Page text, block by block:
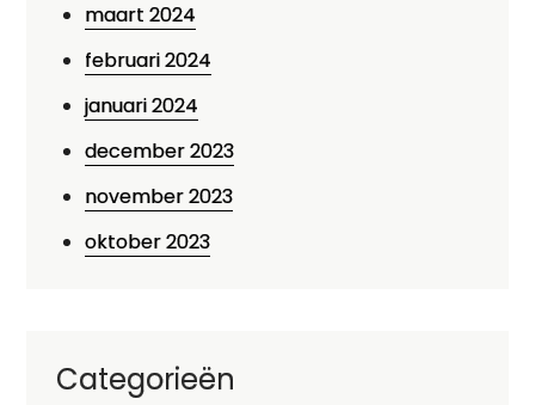
maart 2024
februari 2024
januari 2024
december 2023
november 2023
oktober 2023
Categorieën